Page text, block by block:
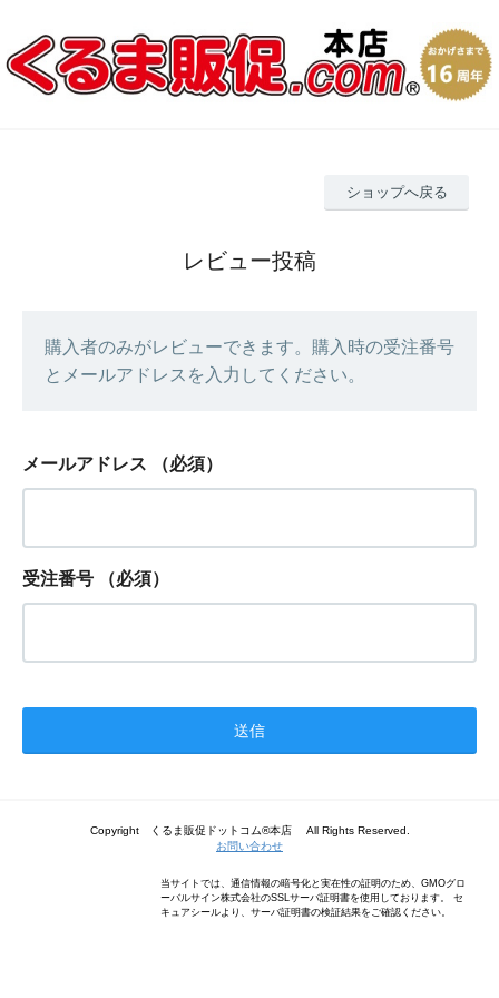
ショップへ戻る
レビュー投稿
購入者のみがレビューできます。購入時の受注番号
とメールアドレスを入力してください。
メールアドレス （必須）
受注番号 （必須）
Copyright くるま販促ドットコム®本店 All Rights Reserved.
お問い合わせ
当サイトでは、通信情報の暗号化と実在性の証明のため、GMOグロ
ーバルサイン株式会社のSSLサーバ証明書を使用しております。 セ
キュアシールより、サーバ証明書の検証結果をご確認ください。